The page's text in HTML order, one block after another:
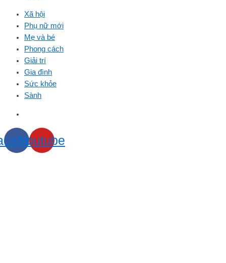
Xã hội
Phụ nữ mới
Mẹ và bé
Phong cách
Giải trí
Gia đình
Sức khỏe
Sành
Youtube